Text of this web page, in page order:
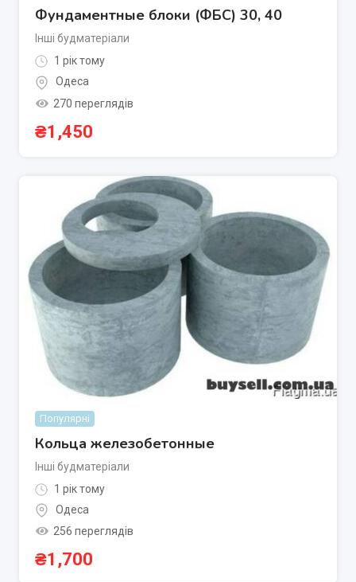
Фундаментные блоки (ФБС) 30, 40
Інші будматеріали
1 рік тому
Одеса
270 переглядів
₴1,450
Популярні
Кольца железобетонные
Інші будматеріали
1 рік тому
Одеса
256 переглядів
₴1,700